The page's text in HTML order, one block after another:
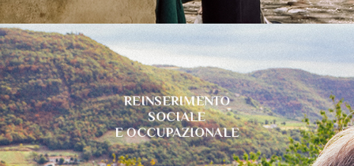
REINSERIMENTO
SOCIALE
E OCCUPAZIONALE